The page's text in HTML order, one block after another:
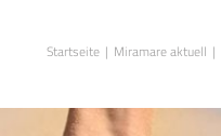
Startseite Miramare aktuell